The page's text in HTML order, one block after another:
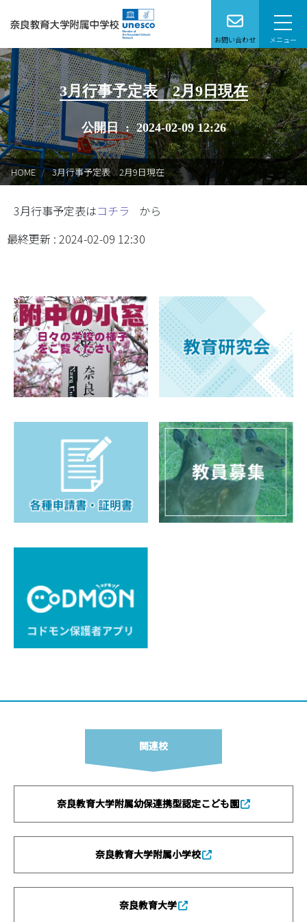
お問い合わせ メニュー
本校で学びたい方へ
学校案内
学校生活
特別支援学級
教育研究
在校生保護者の皆様へ
PTA（育桜会）
教育後援会
育桜会
3月行事予定表 2月9日現在
公開日 : 2024-02-09 12:26
HOME 3月行事予定表 2月9日現在
3月行事予定表はコチラ
から
最終更新 : 2024-02-09 12:30
関連校
奈良教育大学附属幼保連携型認定こども園
奈良教育大学附属小学校
奈良教育大学